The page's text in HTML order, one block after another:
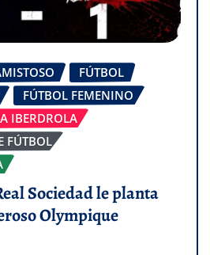
FÚTBOL
FÚTBOL FEMENINO
IBERDROLA
FÚTBOL
Sociedad le planta
Olympique